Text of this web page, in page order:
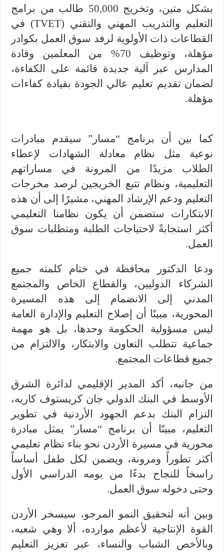
بشكل متين، وتخريج 50,000 طالب من برامج
التعليم والتدريب المهني والتقني (TVET) في
القطاعات ذات الأولوية لرفد سوق العمل بكوادر
مؤهلة، وتوظيف 70% من المعلمين وقادة
المدارس عبر آلية جديدة قائمة على الكفاءة،
لضمان تقديم تعليم عالي الجودة بقيادة كفاءات
مؤهلة.
كما بين أن برنامج “مسار” سيقدم مبادرات
نوعية مثل نظام معادلة الشهادات لإعطاء
الطلاب مزيدًا من المرونة في مساراتهم
التعليمية، ونظام تتبع الخريجين لرصد مخرجات
التعليم ودعم الإرشاد المهني، مشيرًا إلى أن هذه
الابتكارات ستضمن أن يكون نظامنا التعليمي
أكثر استجابةً لاحتياجات الطلبة ومتطلبات سوق
العمل.
ودعا الدكتور محافظة في ختام كلمته جميع
الشركاء الدوليين، والقطاع الخاص والمجتمع
المدني إلى الانضمام إلى هذه المسيرة
المحورية، مبينًا أن إصلاح التعليم والإدارة العامة
ليس مسؤولية الحكومة وحدها، بل هو مهمة
جماعية تتطلب التعاون والابتكار، والالتزام من
جميع قطاعات المجتمع.
من جانبه، أكد المدير الإقليمي لدائرة الشرق
الأوسط في البنك الدولي جان كريستوف كاريه،
التزام البنك بدعم الجهود الأردنية في تطوير
التعليم، مبينًا أن برنامج “مسار” يمثل مبادرة
محورية في مسيرة الأردن نحو بناء نظام تعليمي
أكثر تطوراً ومرونة، ويضمن لكل طفل أساساً
راسخاً للنجاح بدءًا من يومه الدراسي الأول
وحتى دخوله سوق العمل.
وبين أنه لتحقيق النمو المرجو، سيسخر الأردن
القوة الإنتاجية لأعظم موارده، ألا وهي شعبه،
وبالأخص الشباب والنساء، عبر تعزيز التعليم